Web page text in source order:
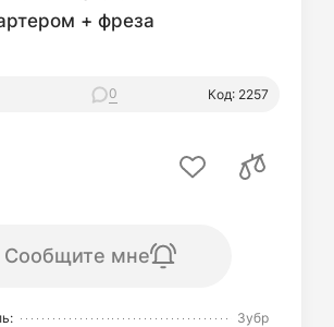
+ фреза
0 Код: 2257
Сообщите мне
Зубр